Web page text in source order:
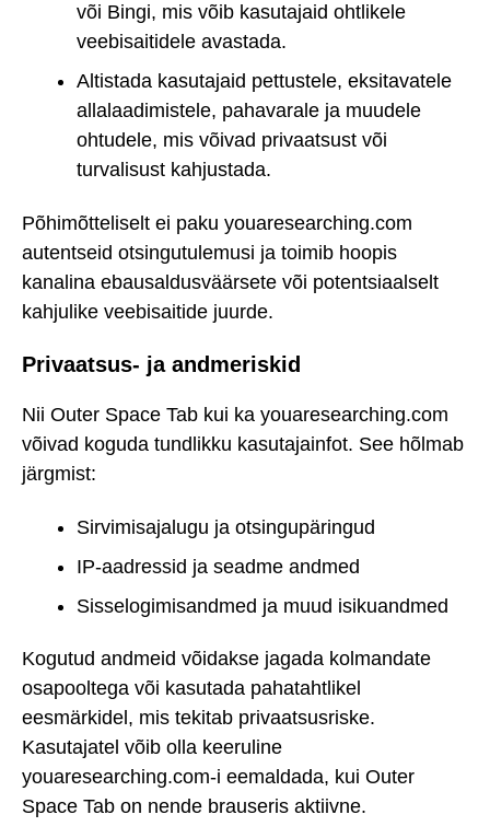
või Bingi, mis võib kasutajaid ohtlikele
veebisaitidele avastada.
Altistada kasutajaid pettustele, eksitavatele
allalaadimistele, pahavarale ja muudele
ohtudele, mis võivad privaatsust või
turvalisust kahjustada.
Põhimõtteliselt ei paku youaresearching.com
autentseid otsingutulemusi ja toimib hoopis
kanalina ebausaldusväärsete või potentsiaalselt
kahjulike veebisaitide juurde.
Privaatsus- ja andmeriskid
Nii Outer Space Tab kui ka youaresearching.com
võivad koguda tundlikku kasutajainfot. See hõlmab
järgmist:
Sirvimisajalugu ja otsingupäringud
IP-aadressid ja seadme andmed
Sisselogimisandmed ja muud isikuandmed
Kogutud andmeid võidakse jagada kolmandate
osapooltega või kasutada pahatahtlikel
eesmärkidel, mis tekitab privaatsusriske.
Kasutajatel võib olla keeruline
youaresearching.com-i eemaldada, kui Outer
Space Tab on nende brauseris aktiivne.